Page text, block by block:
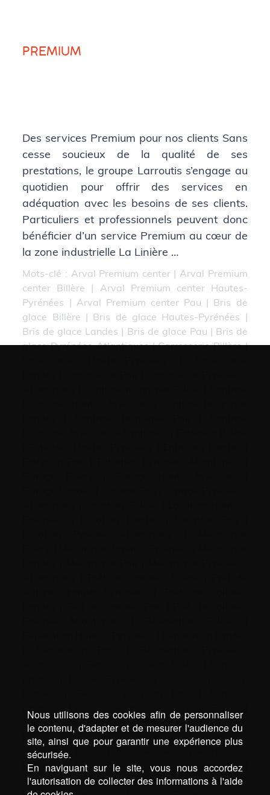
PREMIUM
Des services Premium pour nos clients Sans
cesse soucieux de la qualité de ses
prestations, le groupe Larroutis s’engage au
quotidien pour offrir des services en
adéquation avec les besoins de ses clients.
Particuliers et professionnels peuvent donc
bénéficier d’un service Premium au cœur de
la zone industrielle La Linière …
Mots-clé : Arval Premium center|Arval Premium
center Billère | Arval Premium center Hautes-
Pyrénées | Arval Premium center Pau | Bris de
glace Billère | Bris de glace Hautes-Pyrénées |
Bris de glace Landes | Bris de glace Pau | Bris de
glace Pyrénées-Atlantiques|Carrosserie Billère|
Tesla Hautes-Pyrénées|Tesla Landes|Tesla Pau
|Tesla Pyrénées-Atlantiques|Vehicules
électriques Billère
Pyrénées| Vehicules électriques Landes|
Vehicules électriques Pau|Vehicules électriques
Nous utilisons des cookies afin de personnaliser
le contenu, d'adapter et de mesurer l'audience du
site, ainsi que pour garantir une expérience plus
sécurisée.
En naviguant sur le site, vous nous accordez
l'autorisation de collecter des informations à l'aide